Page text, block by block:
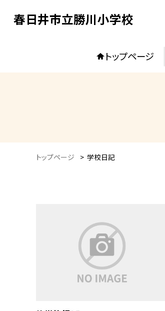
春日井市立勝川小学校
トップページ
トップページ > 学校日記